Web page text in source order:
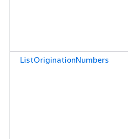
ListOriginationNumbers